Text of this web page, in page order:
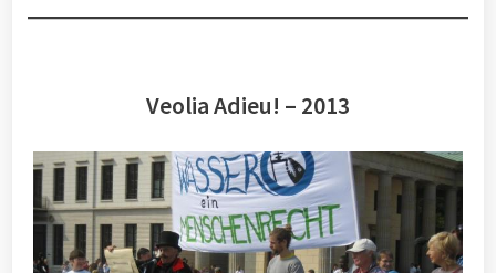
Veolia Adieu! – 2013